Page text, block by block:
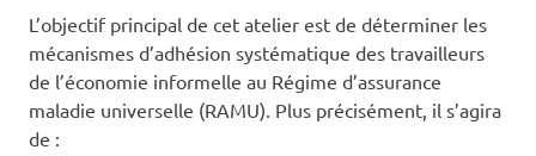
L’objectif principal de cet atelier est de déterminer les
mécanismes d’adhésion systématique des travailleurs
de l’économie informelle au Régime d’assurance
maladie universelle (RAMU). Plus précisément, il s’agira
de :